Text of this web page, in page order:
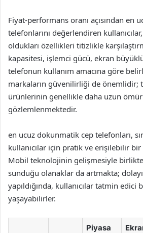
Fiyat-performans oranı açısından en
telefonlarını değerlendiren
oldukları özellikleri titizlikle
kapasitesi, işlemci gücü, ekran
telefonun kullanım amacına göre
markaların güvenilirliği de önemlidir;
ürünlerinin genellikle daha uzun
gözlemlenmektedir.
en ucuz dokunmatik cep telefonları,
kullanıcılar için pratik ve erişilebilir
Mobil teknolojinin gelişmesiyle
sunduğu olanaklar da artmakta;
yapıldığında, kullanıcılar tatmin edici
yaşayabilirler.
Piyasa